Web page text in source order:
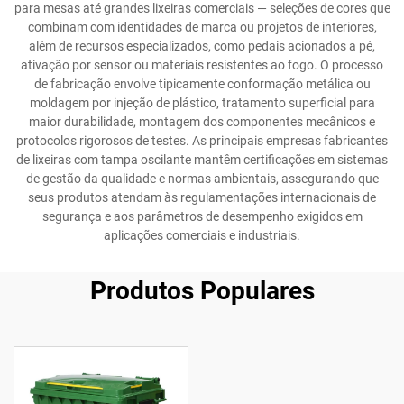
para mesas até grandes lixeiras comerciais — seleções de cores que
combinam com identidades de marca ou projetos de interiores,
além de recursos especializados, como pedais acionados a pé,
ativação por sensor ou materiais resistentes ao fogo. O processo
de fabricação envolve tipicamente conformação metálica ou
moldagem por injeção de plástico, tratamento superficial para
maior durabilidade, montagem dos componentes mecânicos e
protocolos rigorosos de testes. As principais empresas fabricantes
de lixeiras com tampa oscilante mantêm certificações em sistemas
de gestão da qualidade e normas ambientais, assegurando que
seus produtos atendam às regulamentações internacionais de
segurança e aos parâmetros de desempenho exigidos em
aplicações comerciais e industriais.
Produtos Populares